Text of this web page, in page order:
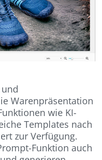
Warenpräsentation
wie KI-
Templates nach
zur Verfügung.
Funktion auch